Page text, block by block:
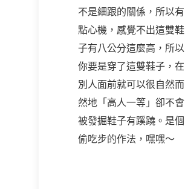
不是細跟的關係，所以有
點心機，感覺不出這雙鞋
子有八公分這麼高，所以
你要是穿了這雙鞋子，在
別人面前就可以很自然而
然地「高人一等」卻不會
被發掘鞋子有蹊蹺。是個
偷吃步的作法，嘿嘿～